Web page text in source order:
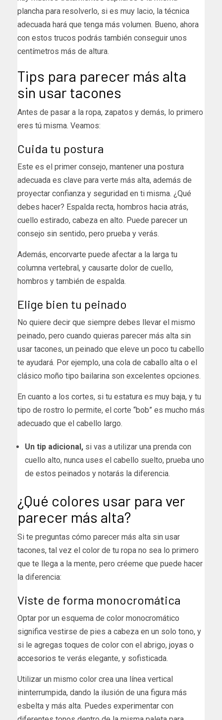
plancha para resolverlo, si es muy lacio, la técnica
adecuada hará que tenga más volumen. Bueno, ahora
con estos trucos podrás también conseguir unos
centímetros más de altura.
Tips para parecer más alta
sin usar tacones
Antes de pasar a la ropa, zapatos y demás, lo primero
eres tú misma. Veamos:
Cuida tu postura
Este es el primer consejo, mantener una postura
adecuada es clave para verte más alta, además de
proyectar confianza y seguridad en ti misma. ¿Qué
debes hacer? Espalda recta, hombros hacia atrás,
cuello estirado, cabeza en alto. Puede parecer un
consejo sin sentido, pero prueba y verás.
Además, encorvarte puede afectar a la larga tu
columna vertebral, y causarte dolor de cuello,
hombros y también de espalda.
Elige bien tu peinado
No quiere decir que siempre debes llevar el mismo
peinado, pero cuando quieras parecer más alta sin
usar tacones, un peinado que eleve un poco tu cabello
te ayudará. Por ejemplo, una cola de caballo alta o el
clásico moño tipo bailarina son excelentes opciones.
En cuanto a los cortes, si tu estatura es muy baja, y tu
tipo de rostro lo permite, el corte “bob” es mucho más
adecuado que el cabello largo.
Un tip adicional, si vas a utilizar una prenda con
cuello alto, nunca uses el cabello suelto, prueba uno
de estos peinados y notarás la diferencia.
¿Qué colores usar para ver
parecer más alta?
Si te preguntas cómo parecer más alta sin usar
tacones, tal vez el color de tu ropa no sea lo primero
que te llega a la mente, pero créeme que puede hacer
la diferencia:
Viste de forma monocromática
Optar por un esquema de color monocromático
significa vestirse de pies a cabeza en un solo tono, y
si le agregas toques de color con el abrigo, joyas o
accesorios te verás elegante, y sofisticada.
Utilizar un mismo color crea una línea vertical
ininterrumpida, dando la ilusión de una figura más
esbelta y más alta. Puedes experimentar con